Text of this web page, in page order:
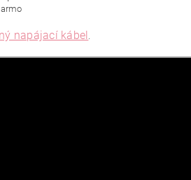
napájací kábel.